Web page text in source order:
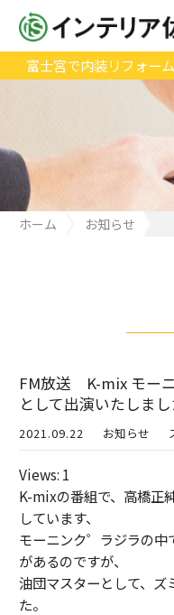
富士宮で内装リフォー
ホーム
お知らせ
FM放送 K-mix モー
として出演いたしまし
2021.09.22 お知らせ
Views: 1
K-mixの番組で、高橋正
しています、
モーニンク゜ラジラの
があるのですが、
油団マスターとして、ズ
た。